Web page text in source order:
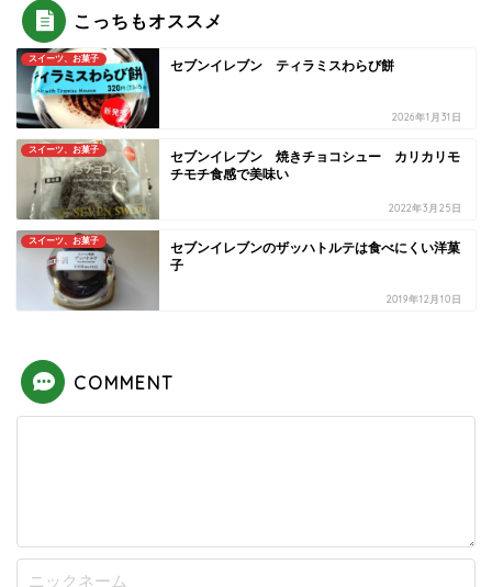
こっちもオススメ
スイーツ、お菓子 セブンイレブン ティラミスわらび餅
2026年1月31日
スイーツ、お菓子
セブンイレブン 焼きチョコシュー カリカリモ
チモチ食感で美味い
2022年3月25日
スイーツ、お菓子
セブンイレブンのザッハトルテは食べにくい洋菓
子
2019年12月10日
COMMENT